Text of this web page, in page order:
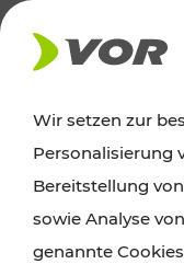
AKTUELLES
Wien,
Wir setzen zur
Personalisierung
Bereitstellung
sowie Analyse
genannte